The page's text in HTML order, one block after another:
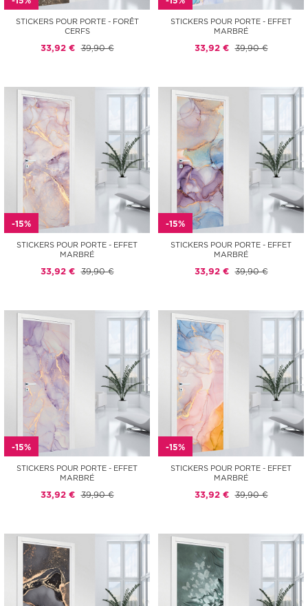
STICKERS POUR PORTE - FORÊT
CERFS
33,92 € 39,90 €
STICKERS POUR PORTE - EFFET
MARBRÉ
33,92 € 39,90 €
-15%
STICKERS POUR PORTE - EFFET
MARBRÉ
33,92 € 39,90 €
-15%
STICKERS POUR PORTE - EFFET
MARBRÉ
33,92 € 39,90 €
-15%
STICKERS POUR PORTE - EFFET
MARBRÉ
33,92 € 39,90 €
-15%
STICKERS POUR PORTE - EFFET
MARBRÉ
33,92 € 39,90 €